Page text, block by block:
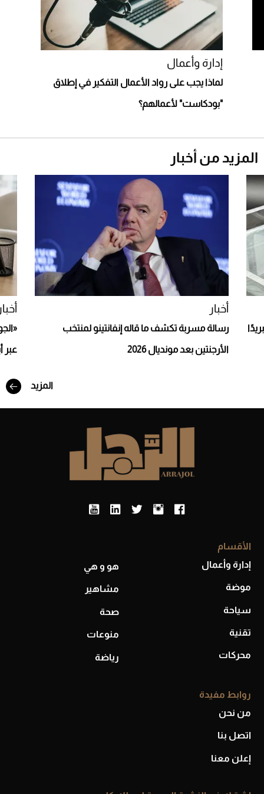
أغلى 10 عطور في العالم للرجال تمنحك فخامة
استثنائية
Aston Martin Valiant: على هوى الأبطال
إدارة وأعمال
لماذا يجب على رواد الأعمال التفكير في إطلاق
"بودكاست" لأعمالهم؟
المزيد من أخبار
أخبار
رسالة مسربة تكشف ما قاله إنفانتينو لمنتخب
الأرجنتين بعد مونديال 2026 عبر
المزيد
الأقسام
إدارة وأعمال
موضة
سياحة
تقنية
محركات
هو و هي
مشاهير
صحة
منوعات
رياضة
روابط مفيدة
من نحن
اتصل بنا
إعلن معنا